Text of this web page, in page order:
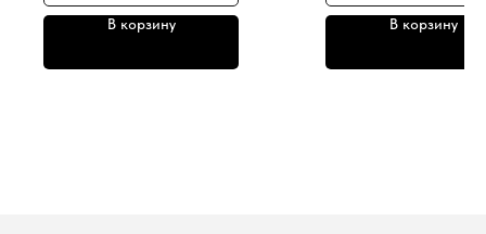
блеска.
Традиционное
В корзину В корзину